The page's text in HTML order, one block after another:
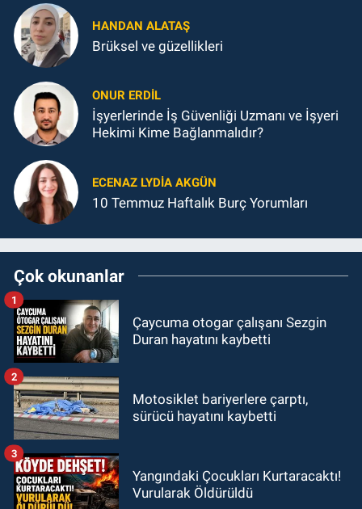
HANDAN ALATAŞ
Brüksel ve güzellikleri
ONUR ERDIL
İşyerlerinde İş Güvenliği Uzmanı ve İşyeri
Hekimi Kime Bağlanmalıdır?
ECENAZ LYDIA AKGÜN
10 Temmuz Haftalık Burç Yorumları
Çok okunanlar
Çaycuma otogar çalışanı Sezgin
Duran hayatını kaybetti
1
Motosiklet bariyerlere çarptı,
sürücü hayatını kaybetti
2
Yangındaki Çocukları Kurtaracaktı!
Vurularak Öldürüldü
3